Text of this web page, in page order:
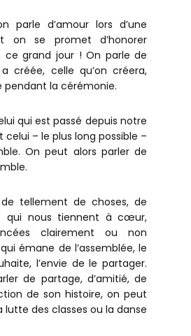
parle d’amour lors d’une
on se promet d’honorer
ce grand jour ! On parle de
créée, celle qu’on créera,
pendant la cérémonie.
qui est passé depuis notre
– le plus long possible –
On peut alors parler de
tellement de choses, de
qui nous tiennent à cœur,
clairement ou non
émane de l’assemblée, le
l’envie de le partager.
de partage, d’amitié, de
de son histoire, on peut
lutte des classes ou la danse